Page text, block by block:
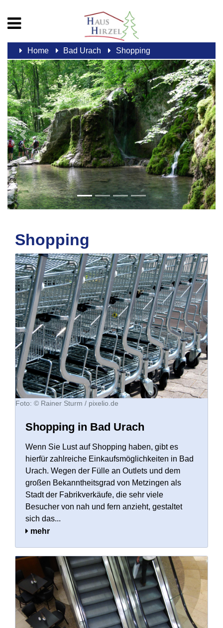
Home Bad Urach Shopping
Previous Next
Shopping
Shopping in Bad Urach
Wenn Sie Lust auf Shopping haben, gibt es
hierfür zahlreiche Einkaufsmöglichkeiten in Bad
Urach. Wegen der Fülle an Outlets und dem
großen Bekanntheitsgrad von Metzingen als
Stadt der Fabrikverkäufe, die sehr viele
Besucher von nah und fern anzieht, gestaltet
sich das...
mehr
Foto: © Rainer Sturm / pixelio.de